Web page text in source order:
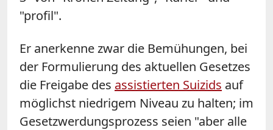
"profil".
Er anerkenne zwar die Bemühungen, bei
der Formulierung des aktuellen Gesetzes
die Freigabe des assistierten Suizids auf
möglichst niedrigem Niveau zu halten; im
Gesetzwerdungsprozess seien "aber alle